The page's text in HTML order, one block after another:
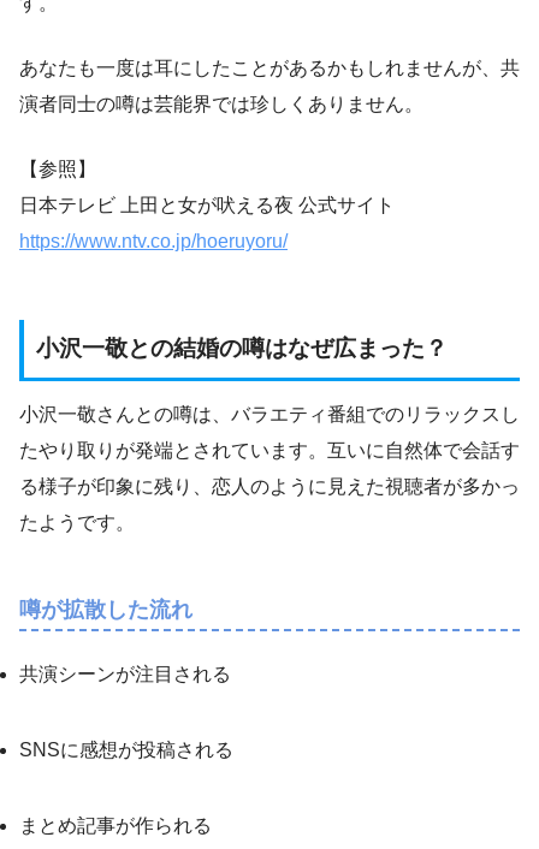
あなたも一度は耳にしたことがあるかもしれませんが、共
演者同士の噂は芸能界では珍しくありません。
【参照】
日本テレビ 上田と女が吠える夜 公式サイト
https://www.ntv.co.jp/hoeruyoru/
小沢一敬との結婚の噂はなぜ広まった？
小沢一敬さんとの噂は、バラエティ番組でのリラックスし
たやり取りが発端とされています。互いに自然体で会話す
る様子が印象に残り、恋人のように見えた視聴者が多かっ
たようです。
噂が拡散した流れ
共演シーンが注目される
SNSに感想が投稿される
まとめ記事が作られる